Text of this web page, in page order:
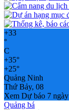
+33
°
C
+35°
+25°
Quảng Ninh
Thứ Bảy, 08
Xem Dự báo 7 ngày
Quảng bá